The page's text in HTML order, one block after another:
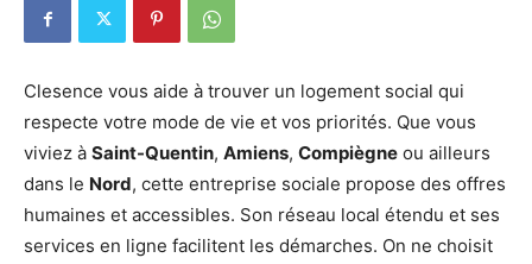
Clesence vous aide à trouver un logement social qui
respecte votre mode de vie et vos priorités. Que vous
viviez à Saint-Quentin, Amiens, Compiègne ou ailleurs
dans le Nord, cette entreprise sociale propose des offres
humaines et accessibles. Son réseau local étendu et ses
services en ligne facilitent les démarches. On ne choisit